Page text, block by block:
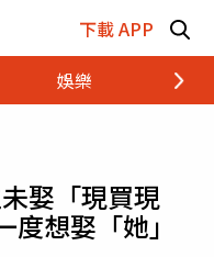
下載 APP
娛樂 財經
娶「現買現
想娶「她」